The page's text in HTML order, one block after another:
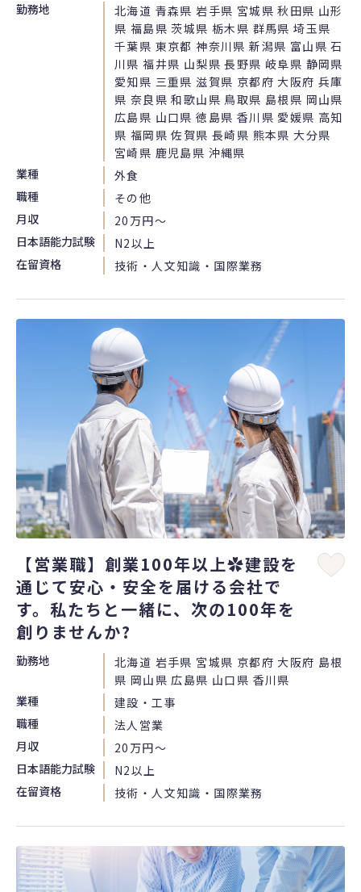
勤務地
北海道 青森県 岩手県 宮城県 秋田県 山形
県 福島県 茨城県 栃木県 群馬県 埼玉県
千葉県 東京都 神奈川県 新潟県 富山県 石
川県 福井県 山梨県 長野県 岐阜県 静岡県
愛知県 三重県 滋賀県 京都府 大阪府 兵庫
県 奈良県 和歌山県 鳥取県 島根県 岡山県
広島県 山口県 徳島県 香川県 愛媛県 高知
県 福岡県 佐賀県 長崎県 熊本県 大分県
宮崎県 鹿児島県 沖縄県
業種
外食
職種
その他
月収
20万円〜
日本語能力試験
N2以上
在留資格
技術・人文知識・国際業務
【営業職】創業100年以上✿建設を
通じて安心・安全を届ける会社で
す。私たちと一緒に、次の100年を
創りませんか?
勤務地
北海道 岩手県 宮城県 京都府 大阪府 島根
県 岡山県 広島県 山口県 香川県
業種
建設・工事
職種
法人営業
月収
20万円〜
日本語能力試験
N2以上
在留資格
技術・人文知識・国際業務